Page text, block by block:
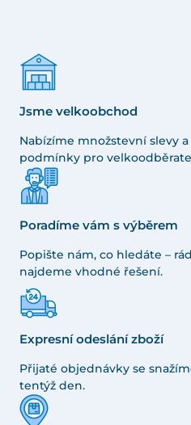
Jsme velkoobchod
Nabízíme množstevní slevy
podmínky pro
Poradíme vám s výběrem
Popište nám, co hledáte –
najdeme vhodné řešení.
Expresní odeslání zboží
Přijaté objednávky se
tentýž den.